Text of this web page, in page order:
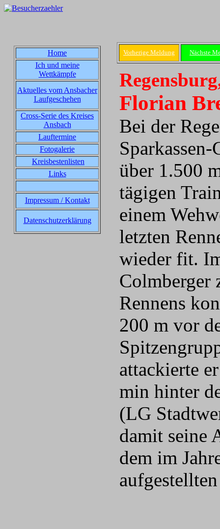
Home
Ich und meine
Wettkämpfe
Aktuelles vom Ansbacher
Laufgeschehen
Cross-Serie des Kreises
Ansbach
Lauftermine
Fotogalerie
Kreisbestenlisten
Links
Impressum / Kontakt
Datenschutzerklärung
Vorherige Meldung Nächste
Florian
Bei der
über 1.500
tägigen
einem
letzten
wieder fit.
Colmberger
Rennens
200 m vor
attackierte
min hinter
(LG
damit seine
dem im